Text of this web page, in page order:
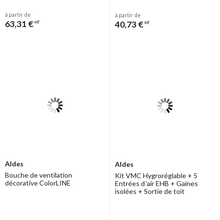
à partir de
63,31 € HT
à partir de
40,73 € HT
Aldes
Bouche de ventilation
décorative ColorLINE
Aldes
Kit VMC Hygroréglable + 5
Entrées d´air EHB + Gaines
isolées + Sortie de toit